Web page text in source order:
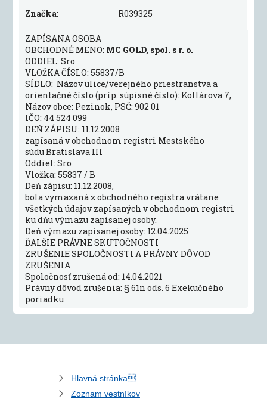
Značka:
R039325
ZAPÍSANA OSOBA
OBCHODNÉ MENO: MC GOLD, spol. s r. o.
ODDIEL: Sro
VLOŽKA ČÍSLO: 55837/B
SÍDLO: Názov ulice/verejného priestranstva a
orientačné číslo (príp. súpisné číslo): Kollárova 7,
Názov obce: Pezinok, PSČ: 902 01
IČO: 44 524 099
DEŇ ZÁPISU: 11.12.2008
zapísaná v obchodnom registri Mestského
súdu Bratislava III
Oddiel: Sro
Vložka: 55837 / B
Deň zápisu: 11.12.2008,
bola vymazaná z obchodného registra vrátane
všetkých údajov zapísaných v obchodnom registri
ku dňu výmazu zapísanej osoby.
Deň výmazu zapísanej osoby: 12.04.2025
ĎALŠIE PRÁVNE SKUTOČNOSTI
ZRUŠENIE SPOLOČNOSTI A PRÁVNY DÔVOD
ZRUŠENIA
Spoločnosť zrušená od: 14.04.2021
Právny dôvod zrušenia: § 61n ods. 6 Exekučného
poriadku
Hlavná stránka
Zoznam vestníkov